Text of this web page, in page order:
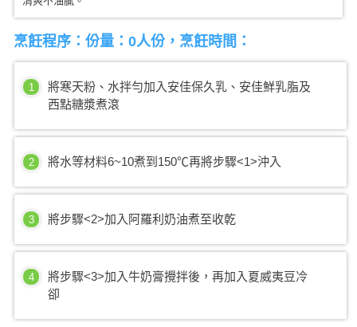
烹飪程序：份量：0人份，烹飪時間：
1
將寒天粉、水拌勻加入安佳保久乳、安佳鮮乳脂及
西點糖漿煮滾
2 將水等材料6~10煮到150℃再將步驟<1>沖入
3 將步驟<2>加入阿羅利奶油煮至收乾
4
將步驟<3>加入牛奶膏攪拌後，再加入夏威夷豆冷
卻